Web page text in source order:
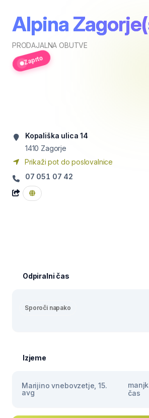
Alpina
PRODAJALNA OBUTVE
Zaprto
Kopališka ulica 14
1410 Zagorje
Prikaži pot do poslovalnice
07 051 07 42
Odpiralni čas
Sporoči napako
Izjeme
Marijino vnebovzetje, 15.
avg
čas